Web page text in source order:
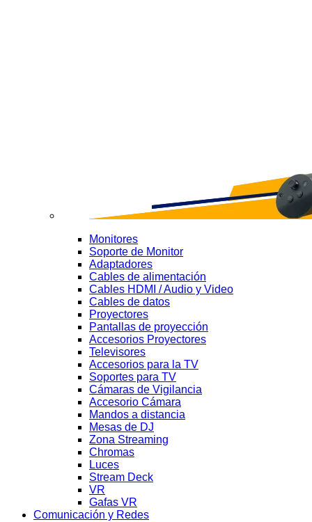
Monitores
Soporte de Monitor
Adaptadores
Cables de alimentación
Cables HDMI / Audio y Video
Cables de datos
Proyectores
Pantallas de proyección
Accesorios Proyectores
Televisores
Accesorios para la TV
Soportes para TV
Cámaras de Vigilancia
Accesorio Cámara
Mandos a distancia
Mesas de DJ
Zona Streaming
Chromas
Luces
Stream Deck
VR
Gafas VR
Comunicación y Redes